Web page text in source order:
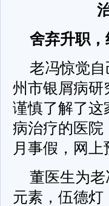
舍弃升职
老冯惊觉
州市银屑病研
谨慎了解了这
病治疗的医院
月事假，网
董医生为
元素，伍德